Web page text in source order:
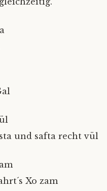
und safta recht vül
Xo zam